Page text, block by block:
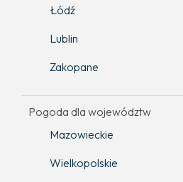
Łódź
Lublin
Zakopane
Pogoda dla województw
Mazowieckie
Wielkopolskie